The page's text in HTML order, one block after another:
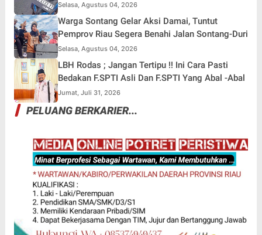
Motor Ditinggal di Lokasi
Selasa, Agustus 04, 2026
Warga Sontang Gelar Aksi Damai, Tuntut
Pemprov Riau Segera Benahi Jalan Sontang-Duri
Selasa, Agustus 04, 2026
LBH Rodas ; Jangan Tertipu !! Ini Cara Pasti
Bedakan F.SPTI Asli Dan F.SPTI Yang Abal -Abal
Jumat, Juli 31, 2026
PELUANG BERKARIER...